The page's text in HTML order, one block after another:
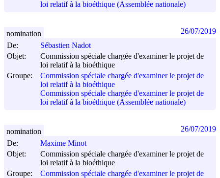
loi relatif à la bioéthique (Assemblée nationale)
De:
Sébastien Nadot
Objet:
Commission spéciale chargée d'examiner le projet de
loi relatif à la bioéthique
Groupe:
Commission spéciale chargée d'examiner le projet de
loi relatif à la bioéthique
Commission spéciale chargée d'examiner le projet de
loi relatif à la bioéthique (Assemblée nationale)
nomination 26/07/2019
De:
Maxime Minot
Objet:
Commission spéciale chargée d'examiner le projet de
loi relatif à la bioéthique
Groupe:
Commission spéciale chargée d'examiner le projet de
nomination 26/07/2019